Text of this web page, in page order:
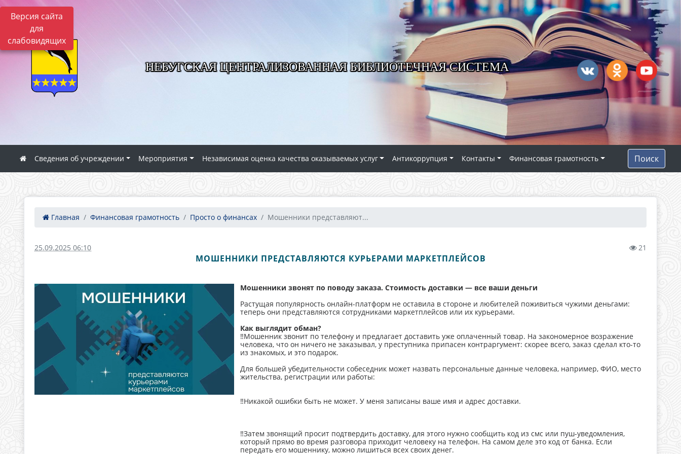
Версия сайта
для
слабовидящих
НЕБУГСКАЯ ЦЕНТРАЛИЗОВАННАЯ БИБЛИОТЕЧНАЯ СИСТЕМА
Сведения об учреждении Мероприятия Независимая оценка качества оказываемых услуг Антикоррупция Контакты Финансовая грамотность Поиск
Главная Финансовая грамотность Просто о финансах Мошенники представляют...
25.09.2025 06:10 21
МОШЕННИКИ ПРЕДСТАВЛЯЮТСЯ КУРЬЕРАМИ МАРКЕТПЛЕЙСОВ
Мошенники звонят по поводу заказа. Стоимость доставки — все ваши деньги
Растущая популярность онлайн-платформ не оставила в стороне и любителей поживиться чужими деньгами:
теперь они представляются сотрудниками маркетплейсов или их курьерами.
Как выглядит обман?
‼️Мошенник звонит по телефону и предлагает доставить уже оплаченный товар. На закономерное возражение
человека, что он ничего не заказывал, у преступника припасен контраргумент: скорее всего, заказ сделал кто-то
из знакомых, и это подарок.
Для большей убедительности собеседник может назвать персональные данные человека, например, ФИО, место
жительства, регистрации или работы:
‼️Никакой ошибки быть не может. У меня записаны ваше имя и адрес доставки.
‼️Затем звонящий просит подтвердить доставку, для этого нужно сообщить код из смс или пуш-уведомления,
который прямо во время разговора приходит человеку на телефон. На самом деле это код от банка. Если
передать его мошеннику, можно лишиться всех своих денег.